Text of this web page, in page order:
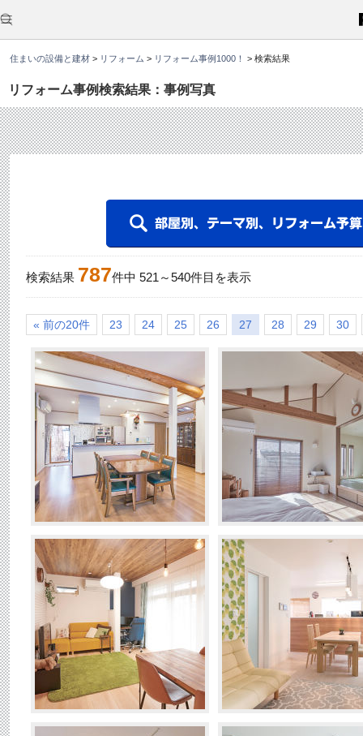
住まいの設備と建材 > リフォーム > リフォーム事例1000！ > 検索結果
リフォーム事例検索結果：事例写真
こ
か
ら
文
す
検索結果 787件中 521 ～540件目を表示
« 前の20件 23 24 25 26 27 28 29 30